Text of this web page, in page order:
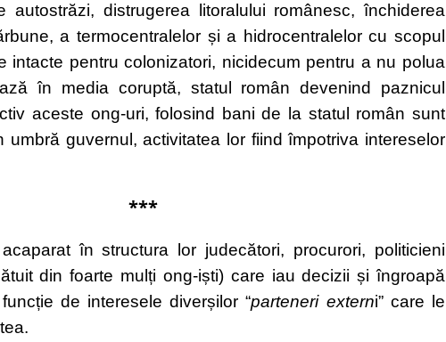
autostrăzi, distrugerea litoralului românesc, închiderea
a termocentralelor și a hidrocentralelor cu scopul
intacte pentru colonizatori, nicidecum pentru a nu polua
în media coruptă, statul român devenind paznicul
aceste ong-uri, folosind bani de la statul român sunt
umbră guvernul, activitatea lor fiind împotriva intereselor
***
în structura lor judecători, procurori, politicieni
din foarte mulți ong-iști) care iau decizii și îngroapă
de interesele diverșilor “parteneri externi” care le